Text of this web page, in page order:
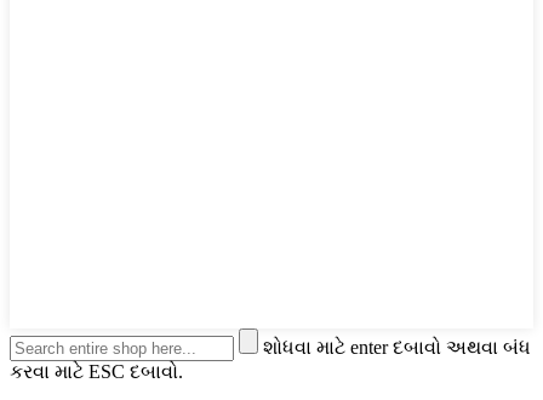
શોધવા માટે enter દબાવો અથવા બંધ
કરવા માટે ESC દબાવો.